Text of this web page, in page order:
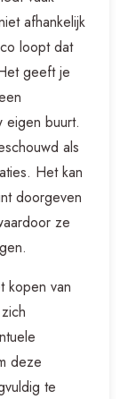
afhankelijk
loopt dat
geeft je
eigen buurt.
als
Het kan
doorgeven
ze
kopen van
deze
te